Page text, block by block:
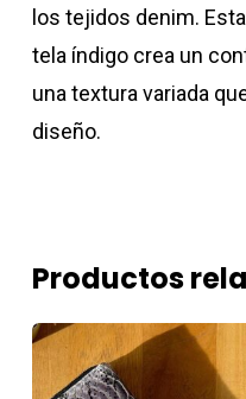
los tejidos denim.
tela índigo crea un
una textura variada
diseño.
Productos